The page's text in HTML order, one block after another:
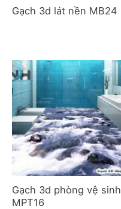
Gạch 3d lát nền MB24
Gạch 3d phòng vệ sinh
MPT16